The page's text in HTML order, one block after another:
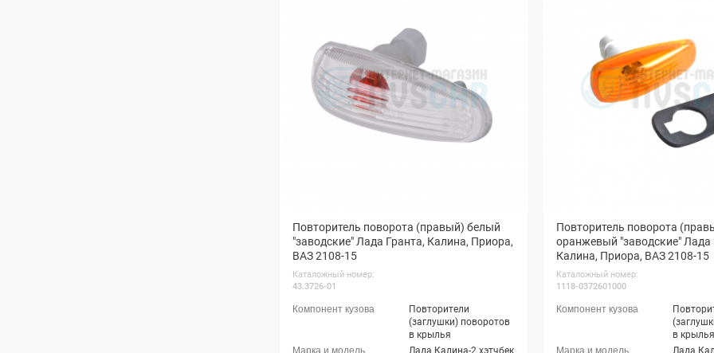
Повторитель поворота (правый) белый
"заводские" Лада Гранта, Калина, Приора,
ВАЗ 2108-15
Каталожный номер:
43.3726-01
Повторители
(заглушки) поворотов
в крылья
Лада Калина-2 хэтчбек
Повторитель поворота
оранжевый "заводские" Лада
Калина, Приора, ВАЗ 2108-15
Каталожный номер:
1118-0372601000
в крылья
Лада